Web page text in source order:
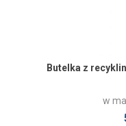
Butelka z
w